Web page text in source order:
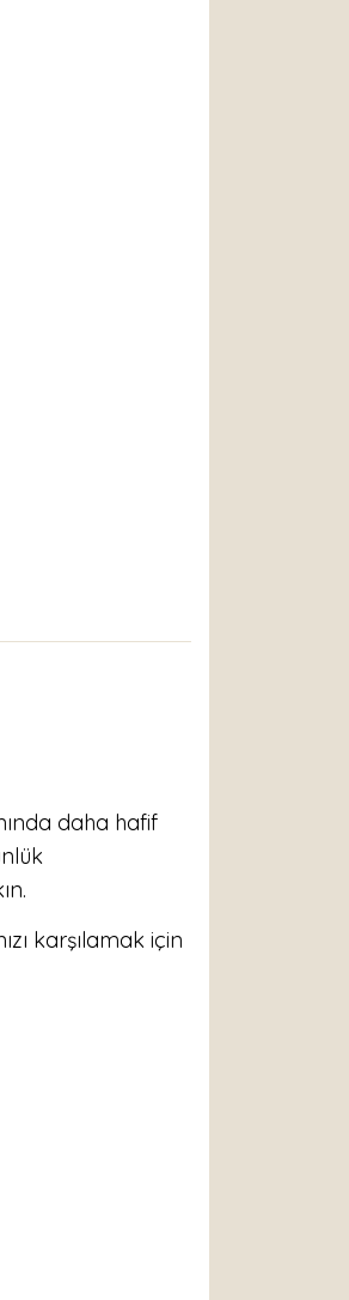
daha hafif
karşılamak için